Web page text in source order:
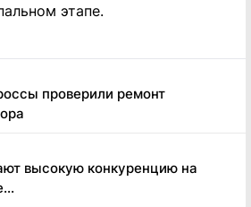
проверили ремонт
высокую конкуренцию на
этапе.